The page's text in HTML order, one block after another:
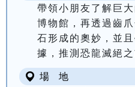
帶領小朋友了解巨
博物館，再透過齒
石形成的奧妙，並
據，推測恐龍滅絕之
場 地